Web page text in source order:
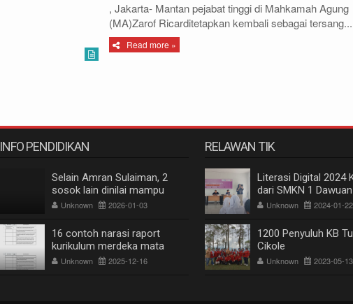
, Jakarta- Mantan pejabat tinggi di Mahkamah Agung
(MA)Zarof Ricarditetapkan kembali sebagai tersang...
Read more »
INFO PENDIDIKAN
Selain Amran Sulaiman, 2
sosok lain dinilai mampu
pimpin IKA Unhas, alumnus
Unknown 2026-01-03
16 contoh narasi raport
kurikulum merdeka mata
pelajaran bahasa Inggris
Unknown 2025-12-16
RELAWAN TIK
Literasi Digital 2024
dari SMKN 1
Unknown 2024-01-22
1200 Penyuluh KB
Cikole
Unknown 2023-05-13